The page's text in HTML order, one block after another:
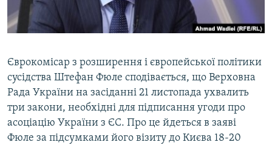
ВІДЕОУРОКИ «ELIFBE»
СВІДЧЕННЯ ОКУПАЦІЇ
ІНФОГРАФІКА
Русский
Qırımtatar
ДОЛУЧАЙСЯ!
Усі сайти RFE/RL
Єврокомісар з розширення і європейської політики
сусідства Штефан Фюле сподівається, що Верховна
Рада України на засіданні 21 листопада ухвалить
три закони, необхідні для підписання угоди про
асоціацію України з ЄС. Про це йдеться в заяві
Фюле за підсумками його візиту до Києва 18-20